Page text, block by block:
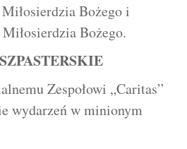
Bożego i
Bożego.
Zespołowi „Caritas”
wydarzeń w minionym